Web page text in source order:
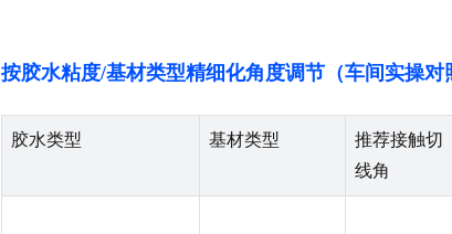
按胶水粘度/基材类型精细化角度调节（车间实操对
胶水类型 基材类型
推荐接触切
线角